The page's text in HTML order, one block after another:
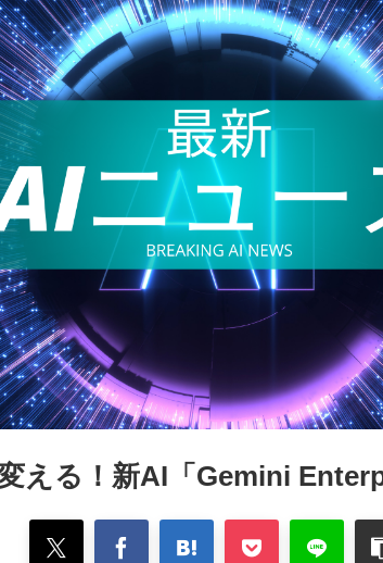
える！新AI「Gemini